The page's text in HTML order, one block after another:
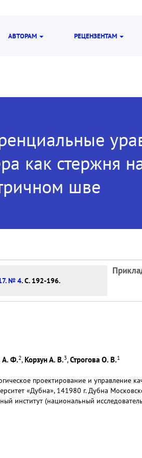
АВТОРАМ РЕЦЕНЗЕНТАМ
как стержня
шве
№ 4. С. 192-196.
А. Ф.2,Корзун А. В.3,Строгова О. В.1
проектирование и управление
«Дубна», 141980 г. Дубна
институт (национальный